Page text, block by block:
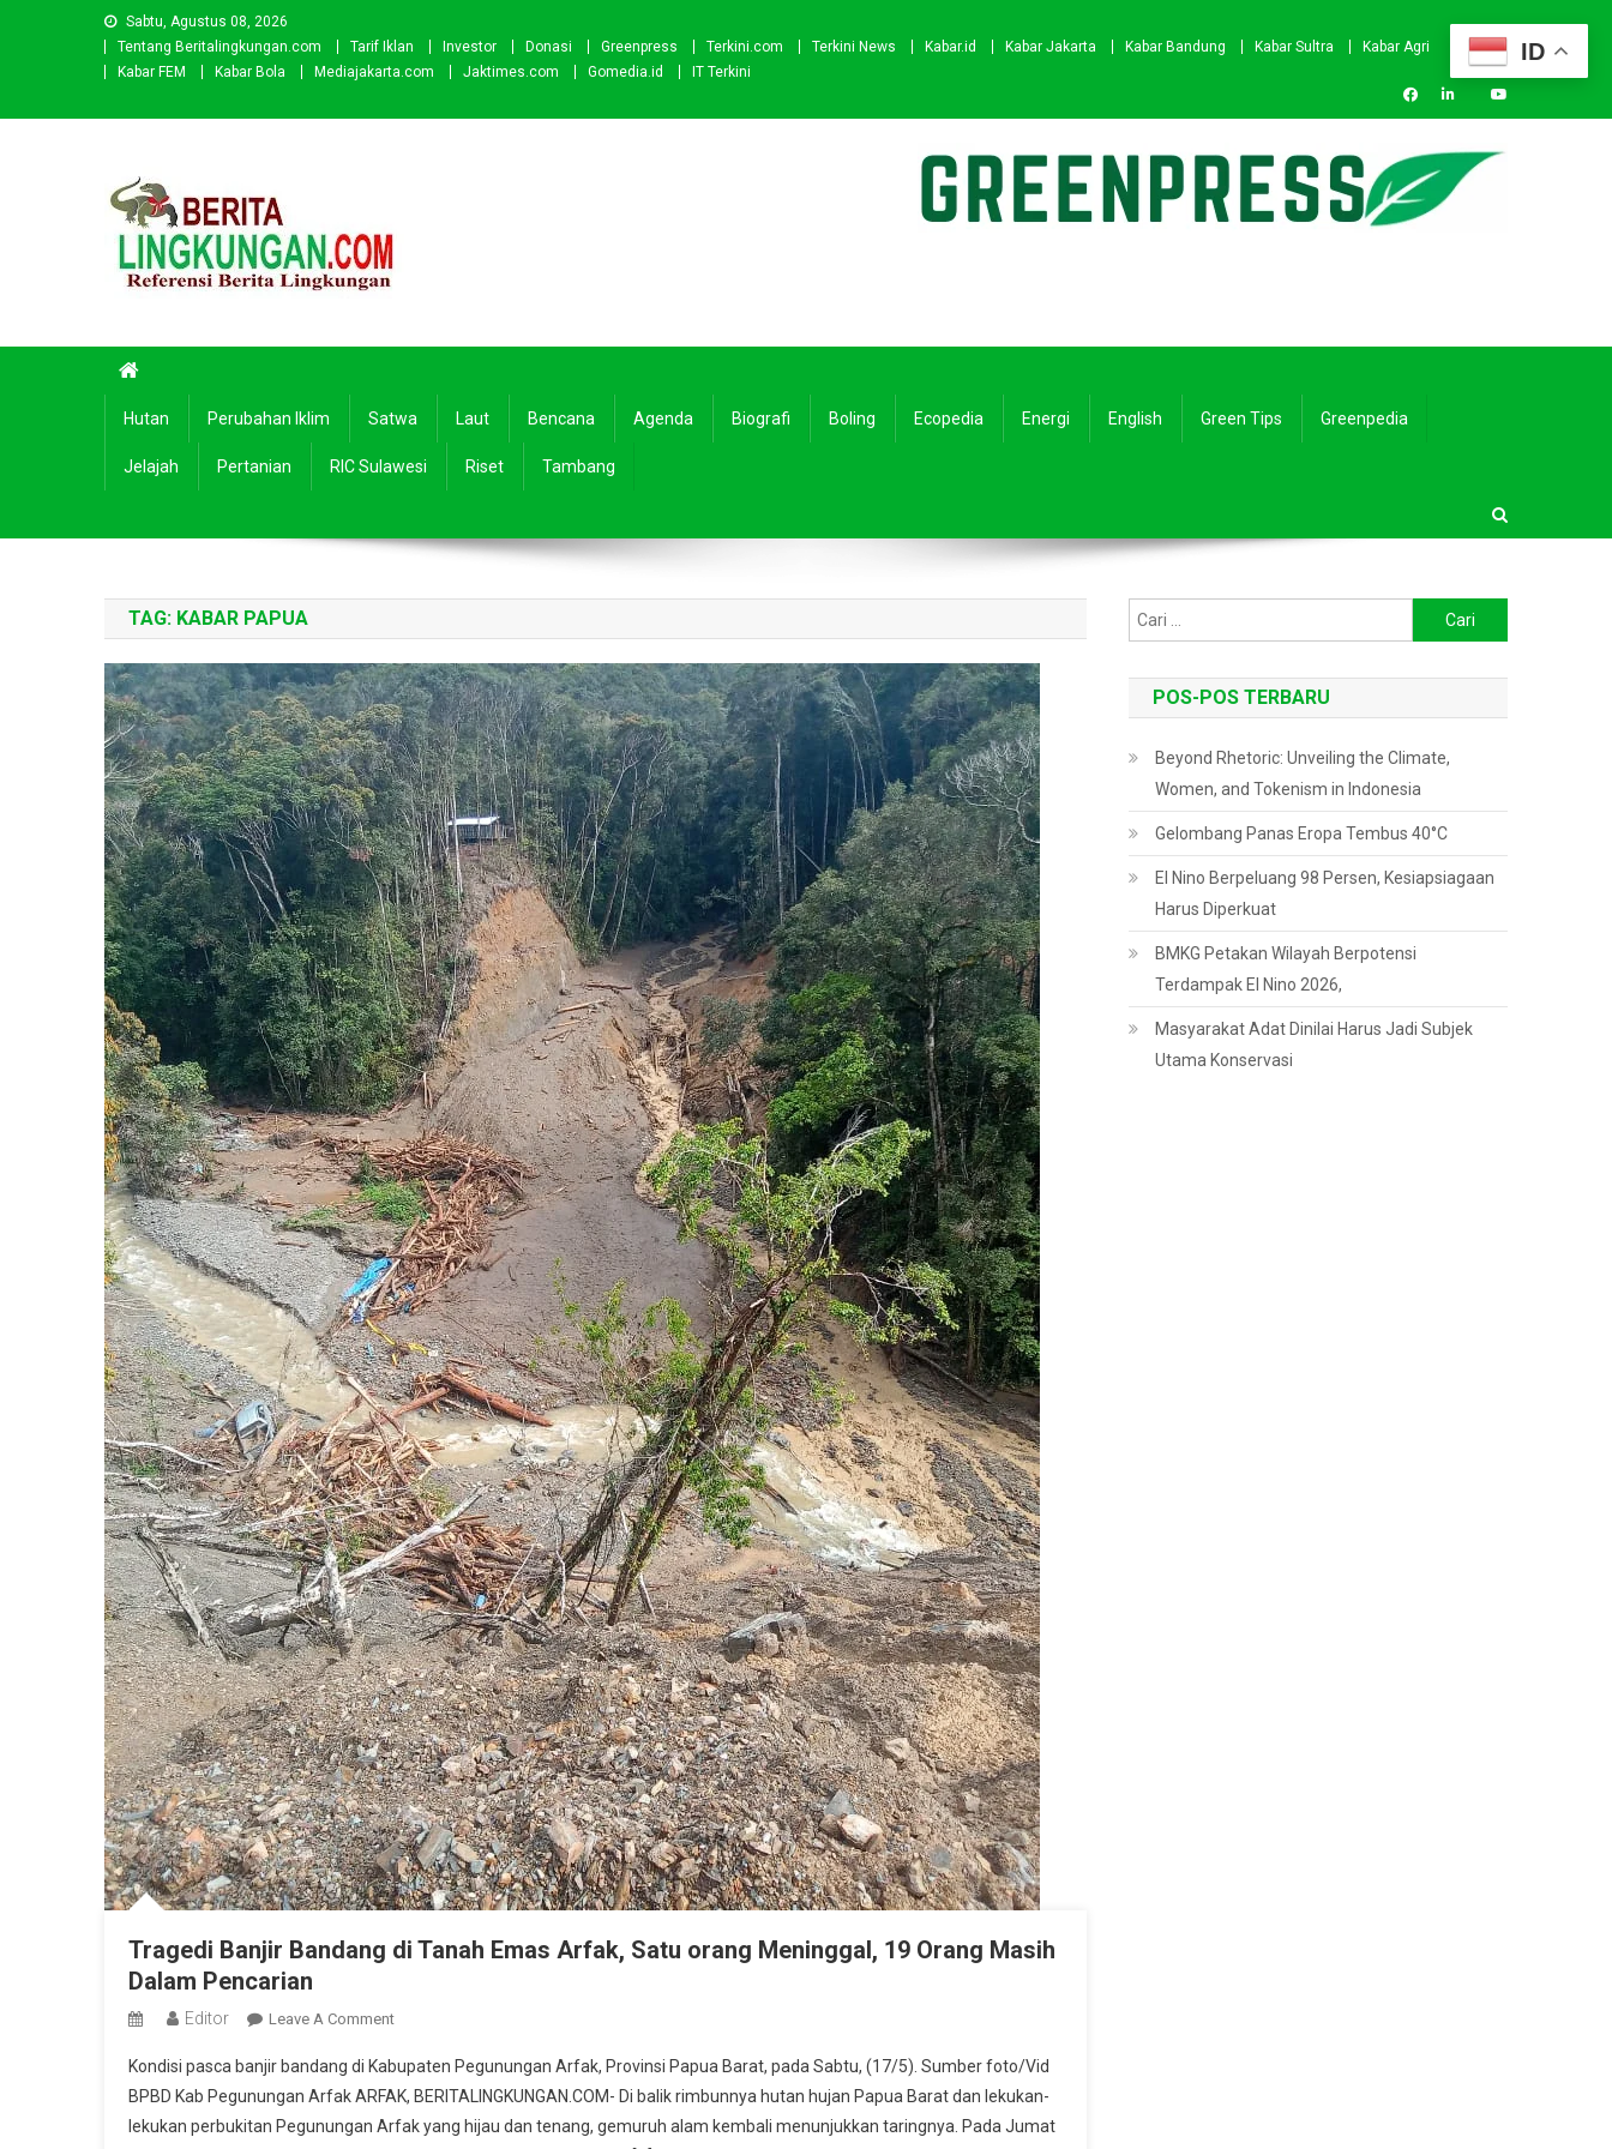
Sabtu, Agustus 08, 2026
Tentang Beritalingkungan.com
Tarif Iklan Investor Donasi Greenpress Terkini.com Terkini News Kabar.id Kabar Jakarta Kabar Bandung Kabar Sultra
Kabar Agri
Kabar FEM
Kabar Bola Mediajakarta.com Jaktimes.com Gomedia.id IT Terkini
Hutan Perubahan Iklim Satwa Laut Bencana Agenda Biografi Boling Ecopedia Energi English Green Tips Greenpedia
Jelajah Pertanian RIC Sulawesi Riset Tambang
TAG: KABAR PAPUA
Tragedi Banjir Bandang di Tanah Emas Arfak, Satu orang Meninggal, 19 Orang Masih
Dalam Pencarian
Editor Leave A CommentOn
Banjir
Bandang
Di
Kondisi pasca banjir bandang di Kabupaten Pegunungan Arfak, Provinsi Papua Barat, pada Sabtu, (17/5). Sumber foto/Vid
BPBD Kab Pegunungan Arfak ARFAK, BERITALINGKUNGAN.COM- Di balik rimbunnya hutan hujan Papua Barat dan lekukan-
lekukan perbukitan Pegunungan Arfak yang hijau dan tenang, gemuruh alam kembali menunjukkan taringnya. Pada Jumat
untuk:
POS-POS TERBARU
Beyond Rhetoric: Unveiling the Climate,
Women, and Tokenism in Indonesia
Gelombang Panas Eropa Tembus 40°C
El Nino Berpeluang 98 Persen, Kesiapsiagaan
Harus Diperkuat
BMKG Petakan Wilayah Berpotensi
Terdampak El Nino 2026,
Masyarakat Adat Dinilai Harus Jadi Subjek
Utama Konservasi
ID